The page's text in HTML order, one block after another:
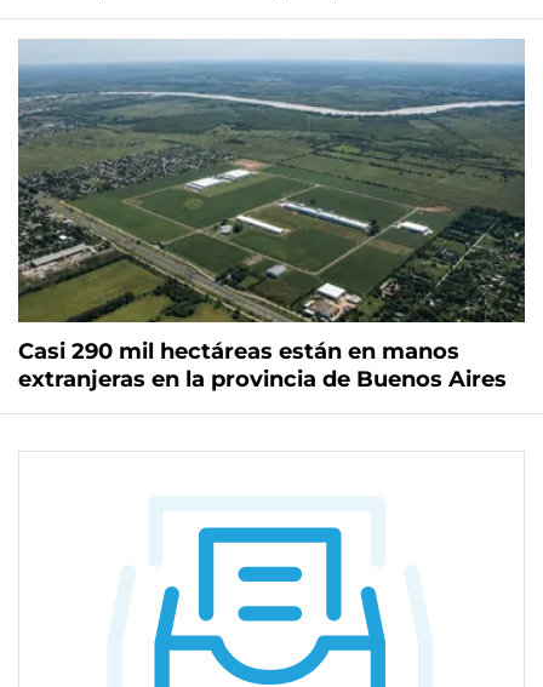
Casi 290 mil hectáreas están en manos
extranjeras en la provincia de Buenos Aires